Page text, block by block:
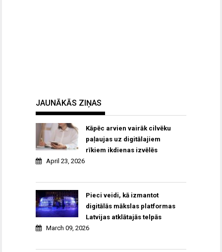
JAUNĀKĀS ZIŅAS
Kāpēc arvien vairāk cilvēku
paļaujas uz digitālajiem
rīkiem ikdienas izvēlēs
April 23, 2026
Pieci veidi, kā izmantot
digitālās mākslas platformas
Latvijas atklātajās telpās
March 09, 2026